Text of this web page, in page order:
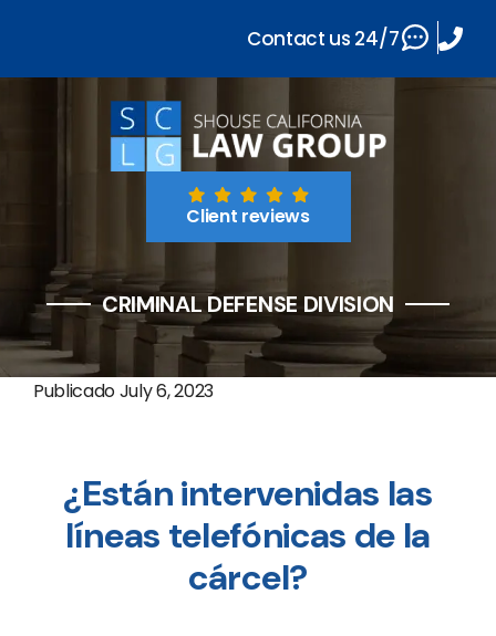
Client reviews
CRIMINAL DEFENSE DIVISION
PublicadoJuly 6, 2023
¿Están intervenidas las
líneas telefónicas de la
cárcel?
Contact us 24/7